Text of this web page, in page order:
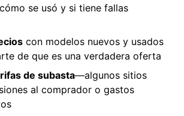
se usó y si tiene fallas
con modelos nuevos y usados
de que es una verdadera oferta
de subasta—algunos sitios
al comprador o gastos